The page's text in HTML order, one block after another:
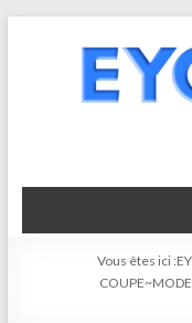
Vous êtes ici :